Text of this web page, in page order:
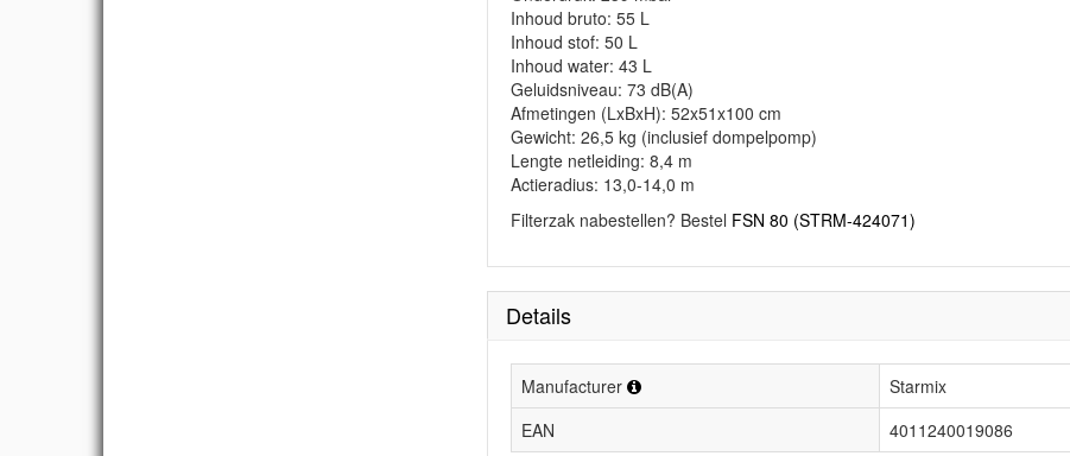
Inhoud bruto: 55 L
Inhoud stof: 50 L
Inhoud water: 43 L
Geluidsniveau: 73 dB(A)
Afmetingen (LxBxH): 52x51x100 cm
Gewicht: 26,5 kg (inclusief dompelpomp)
Lengte netleiding: 8,4 m
Actieradius: 13,0-14,0 m
Filterzak nabestellen? Bestel FSN 80 (STRM-424071)
Details
Manufacturer
Starmix
EAN
4011240019086